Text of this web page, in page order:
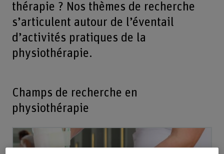
thérapie ? Nos thèmes de recherche
s’articulent autour de l’éventail
d’activités pratiques de la
physiothérapie.
Champs de recherche en
physiothérapie